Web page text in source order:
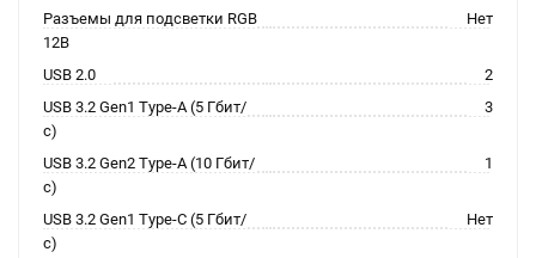
Разъемы для подсветки RGB
12В
Нет
USB 2.0
2
USB 3.2 Gen1 Type-A (5 Гбит/
с)
3
USB 3.2 Gen2 Type-A (10 Гбит/
с)
1
USB 3.2 Gen1 Type-C (5 Гбит/
с)
Нет